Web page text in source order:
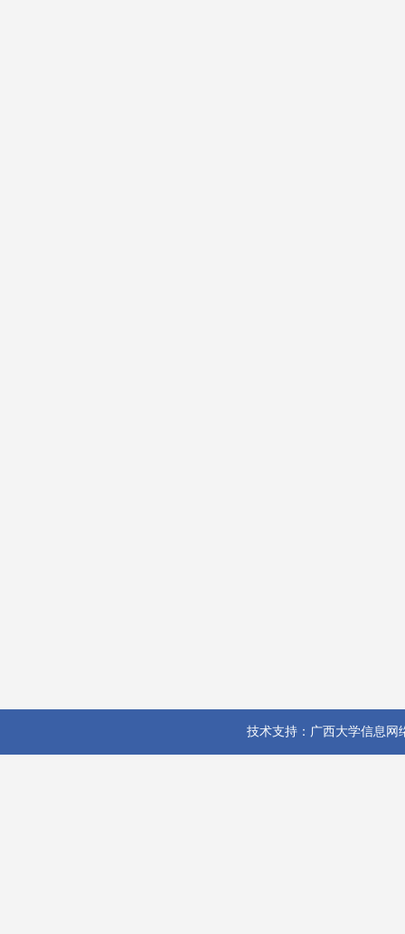
技术支持：广西大学信息网